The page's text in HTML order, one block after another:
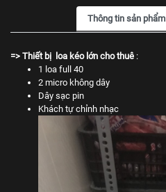
Thông tin sản phẩm
=> Thiết bị loa kéo lớn cho thuê :
1 loa full 40
2 micro không dây
Dây sạc pin
Khách tự chỉnh nhạc